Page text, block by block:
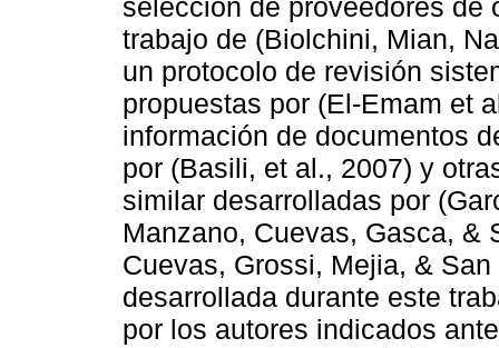
selección de proveedores de
trabajo de (Biolchini, Mian,
un protocolo de revisión
propuestas por (El-Emam et
información de documentos
por (Basili, et al., 2007) y
similar desarrolladas por
Manzano, Cuevas, Gasca, &
Cuevas, Grossi, Mejia, &
desarrollada durante este
por los autores indicados